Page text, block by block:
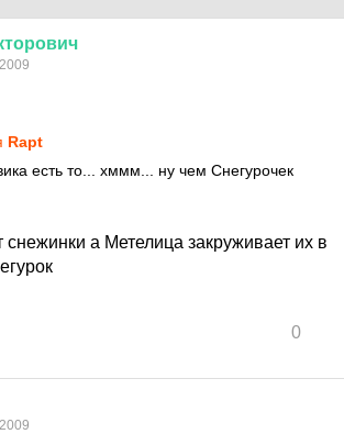
Rapt
есть то... хммм... ну чем Снегурочек
снежинки а Метелица закруживает их в
0